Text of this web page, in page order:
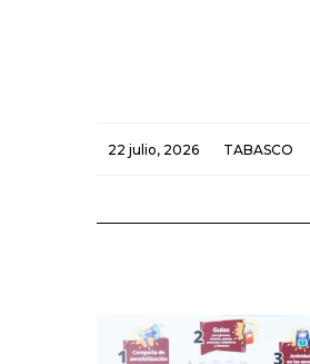
22 julio, 2026 TABASCO